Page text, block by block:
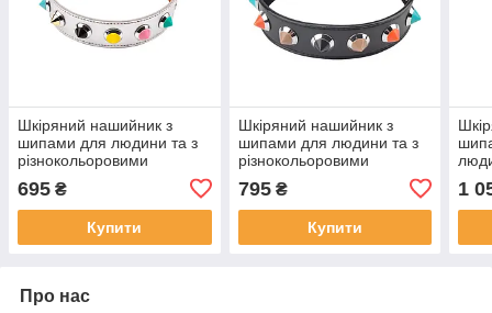
Шкіряний нашийник з
шипами для людини та з
різнокольоровими
камінням для садо мазо
ігор bdsm, білий
695 ₴
Купити
Шкіряний нашийник з
шипами для людини та з
різнокольоровими
камінням для садо мазо
ігор bdsm, чорний
795₴
Купити
1
Про нас